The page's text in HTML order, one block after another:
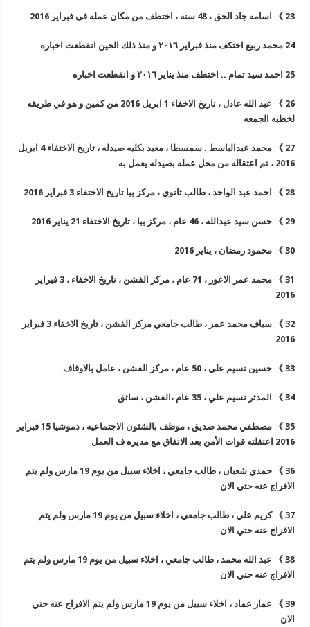
23
》 اﺳﺎﻣﻪ ﺟﺎﺩ ﺍﻟﺤﻖ ، 48 ﺳﻨﻪ ، اختطف ﻣﻦ مكان عمله فى فبراير 2016
24 محمد ربيع اختكف منذ فبراير ٢٠١٦ و منذ ذلك الحين انقطعت اخباره
25 احمد سيد تمام .. اختطف منذ يناير ٢٠١٦ و انقطعت اخباره
26
》
عبد الله عادل ، تاريخ الاخفاء 1 ابريل 2016 من كمين و هو في طريقه
لخطبه الجمعه
27
》
محمد عبدالباسط . سمسطا ، معيد بكليه صيدله ، تاريخ الاختفاء 4 ابريل
2016 ، تم اعتقاله من محل عمله بصيدله يعمل به
28
》 احمد عبد الواحد ، طالب ثانوي ، مركز ببا تاريخ الاختفاء 3 فبراير 2016
29
》 حسن سيد عبدالله ، 46 عام ، مركز ببا ، تاريخ الاختفاء 21 يناير 2016
30
》 محمود رمضان ، يناير 2016
31
》
محمد عمر الاعور ، 71 عام ، مركز الفشن ، تاريخ الاخفاء ، 3 فبراير
2016
32
》
سياف محمد عمر ، طالب جامعي مركز الفشن ، تاريخ الاخفاء 3 فبراير
2016
33
》 حسين نسيم علي ، 50 عام ، مركز الفشن ، عامل بالاوقاف
34
》 المدثر نسيم علي ، 35 عام ،الفشن ، سائق
35
》
مصطفي محمد صديق ، موظف بالشئون الاجتماعيه ، دموشيا 15 فبراير
2016 اعتقلته قوات الأمن بعد الاتفاق مع مديره ف العمل
36
》
حمدي شعبان ، طالب جامعي ، اخلاء سبيل من يوم 19 مارس ولم يتم
الافراج عنه حتي الان
37
》
كريم علي ، طالب جامعي ، اخلاء سبيل من يوم 19 مارس ولم يتم
الافراج عنه حتي الان
38
》
عبد الله محمد ، طالب جامعي ، اخلاء سبيل من يوم 19 مارس ولم يتم
الافراج عنه حتي الان
39
》
عمار عماد ، اخلاء سبيل من يوم 19 مارس ولم يتم الافراج عنه حتي
الان